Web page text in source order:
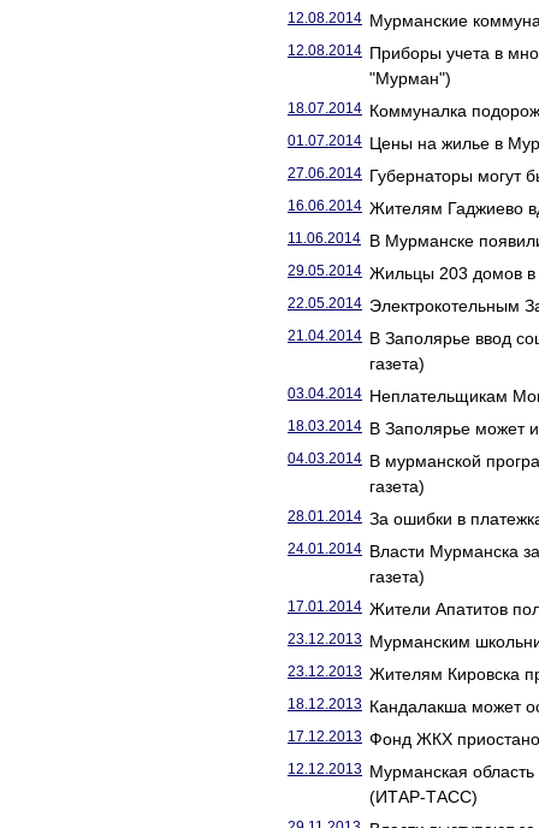
12.08.2014 Мурманские
12.08.2014 Приборы учета в
"Мурман")
18.07.2014 Коммуналка
01.07.2014 Цены на жилье в
27.06.2014 Губернаторы могут
16.06.2014 Жителям Гаджиево
11.06.2014 В Мурманске
29.05.2014 Жильцы 203 домов в
22.05.2014 Электрокотельным
21.04.2014 В Заполярье ввод
газета)
03.04.2014 Неплательщикам
18.03.2014 В Заполярье может
04.03.2014 В мурманской
газета)
28.01.2014 За ошибки в
24.01.2014 Власти Мурманска
газета)
17.01.2014 Жители Апатитов
23.12.2013 Мурманским
23.12.2013 Жителям Кировска
18.12.2013 Кандалакша может
17.12.2013 Фонд ЖКХ
12.12.2013 Мурманская
(ИТАР-ТАСС)